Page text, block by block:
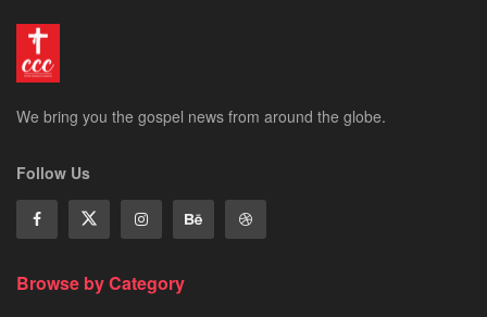
We bring you the gospel news from around the globe.
Follow Us
Browse by Category